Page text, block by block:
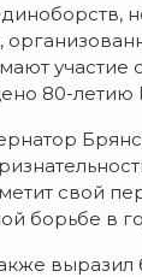
участие
80-летию
свой
борьбе в